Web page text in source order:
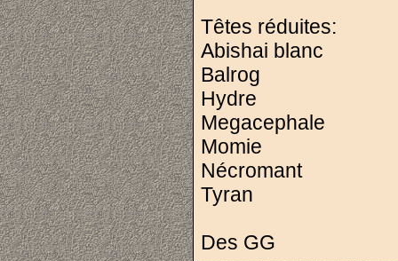
Têtes réduites:
Abishai blanc
Balrog
Hydre
Megacephale
Momie
Nécromant
Tyran
Des GG